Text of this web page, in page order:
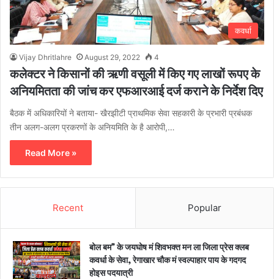
कवर्धा
Vijay Dhritlahre August 29, 2022 4
कलेक्टर ने किसानों की ऋणी वसूली में किए गए लाखों रूपए के
अनियमितता की जांच कर एफआरआई दर्ज कराने के निर्देश दिए
बैठक में अधिकारियों ने बताया- खैरझीटी प्राथमिक सेवा सहकारी के प्रभारी प्रबंधक
तीन अलग-अलग प्रकरणों के अनियमिति के है आरोपी,…
Read More »
Recent Popular
बोल बम” के जयघोष मं शिवभक्त मन ला जिला प्रेस क्लब
कवर्धा के सेवा, रेगाखार चौक मं स्वल्पाहार पाय के गदगद
होइस पदयात्री